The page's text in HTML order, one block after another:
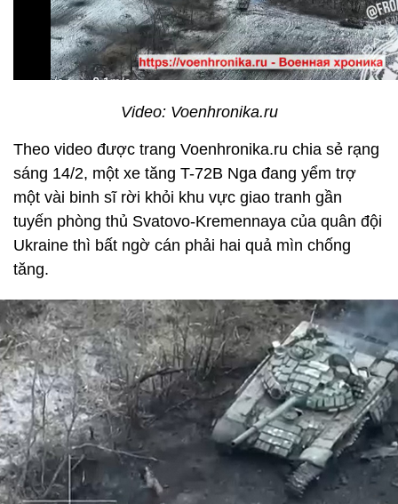
Video: Voenhronika.ru
Theo video được trang Voenhronika.ru chia sẻ rạng
sáng 14/2, một xe tăng T-72B Nga đang yểm trợ
một vài binh sĩ rời khỏi khu vực giao tranh gần
tuyến phòng thủ Svatovo-Kremennaya của quân đội
Ukraine thì bất ngờ cán phải hai quả mìn chống
tăng.